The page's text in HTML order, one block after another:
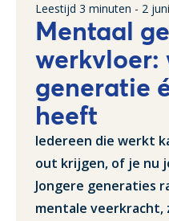
Leestijd 3 minuten - 2
Mentaal
werkvloer:
generatie
heeft
Iedereen die werkt
out krijgen, of je nu
Jongere generaties
mentale